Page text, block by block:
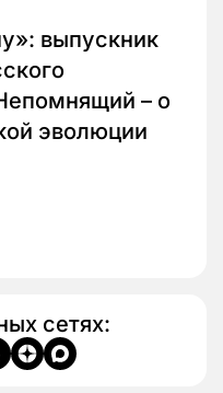
выпускник
– о
эволюции
сетях: